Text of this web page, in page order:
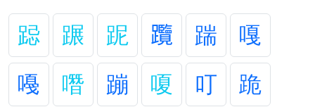
跽 蹍 跜 𨈇 踹
嘎
嘠
噆 蹦 嗄 叮
跪